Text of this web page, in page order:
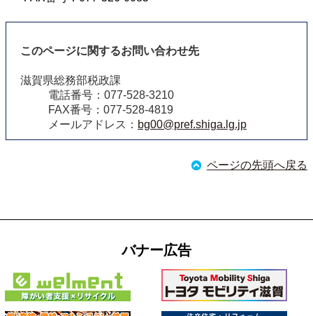
このページに関するお問い合わせ先
滋賀県総務部税政課
電話番号：077-528-3210
FAX番号：077-528-4819
メールアドレス： bg00@pref.shiga.lg.jp
ページの先頭へ戻る
バナー広告